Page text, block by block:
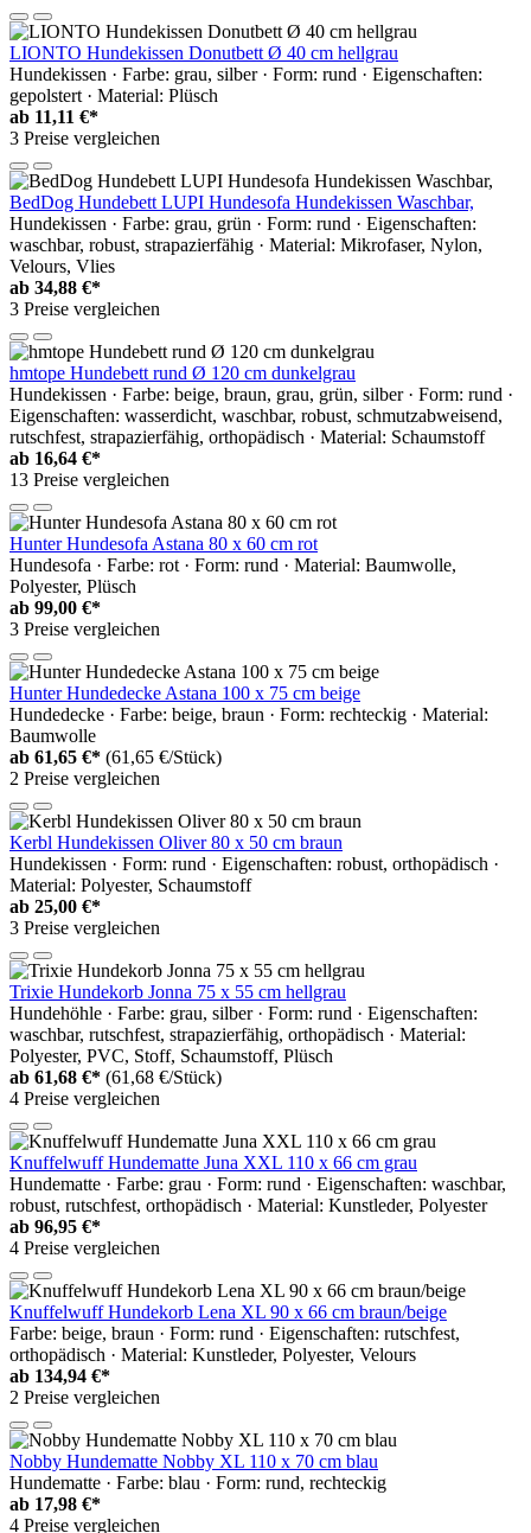
LIONTO Hundekissen Donutbett Ø 40 cm hellgrau
Hundekissen · Farbe: grau, silber · Form: rund · Eigenschaften:
gepolstert · Material: Plüsch
ab 11,11 €*
3 Preise vergleichen
BedDog Hundebett LUPI Hundesofa Hundekissen Waschbar,
Hundekissen · Farbe: grau, grün · Form: rund · Eigenschaften:
waschbar, robust, strapazierfähig · Material: Mikrofaser, Nylon,
Velours, Vlies
ab 34,88 €*
3 Preise vergleichen
hmtope Hundebett rund Ø 120 cm dunkelgrau
Hundekissen · Farbe: beige, braun, grau, grün, silber · Form: rund ·
Eigenschaften: wasserdicht, waschbar, robust, schmutzabweisend,
rutschfest, strapazierfähig, orthopädisch · Material: Schaumstoff
ab 16,64 €*
13 Preise vergleichen
Hunter Hundesofa Astana 80 x 60 cm rot
Hundesofa · Farbe: rot · Form: rund · Material: Baumwolle,
Polyester, Plüsch
ab 99,00 €*
3 Preise vergleichen
Hunter Hundedecke Astana 100 x 75 cm beige
Hundedecke · Farbe: beige, braun · Form: rechteckig · Material:
Baumwolle
ab 61,65 €* (61,65 €/Stück)
2 Preise vergleichen
Kerbl Hundekissen Oliver 80 x 50 cm braun
Hundekissen · Form: rund · Eigenschaften: robust, orthopädisch ·
Material: Polyester, Schaumstoff
ab 25,00 €*
3 Preise vergleichen
Trixie Hundekorb Jonna 75 x 55 cm hellgrau
Hundehöhle · Farbe: grau, silber · Form: rund · Eigenschaften:
waschbar, rutschfest, strapazierfähig, orthopädisch · Material:
Polyester, PVC, Stoff, Schaumstoff, Plüsch
ab 61,68 €* (61,68 €/Stück)
4 Preise vergleichen
Knuffelwuff Hundematte Juna XXL 110 x 66 cm grau
Hundematte · Farbe: grau · Form: rund · Eigenschaften: waschbar,
robust, rutschfest, orthopädisch · Material: Kunstleder, Polyester
ab 96,95 €*
4 Preise vergleichen
Knuffelwuff Hundekorb Lena XL 90 x 66 cm braun/beige
Farbe: beige, braun · Form: rund · Eigenschaften: rutschfest,
orthopädisch · Material: Kunstleder, Polyester, Velours
ab 134,94 €*
2 Preise vergleichen
Nobby Hundematte Nobby XL 110 x 70 cm blau
Hundematte · Farbe: blau · Form: rund, rechteckig
ab 17,98 €*
4 Preise vergleichen